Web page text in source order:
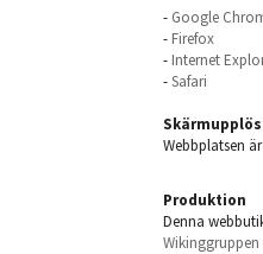
- Google
- Firefox
- Internet
-Safari
Webbplatsen
Produktion
Denna
Wikinggruppen